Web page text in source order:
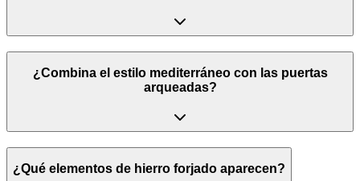
¿Combina el estilo mediterráneo con las puertas
arqueadas?
¿Qué elementos de hierro forjado aparecen?